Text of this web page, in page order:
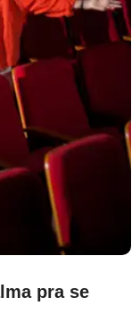
pra se